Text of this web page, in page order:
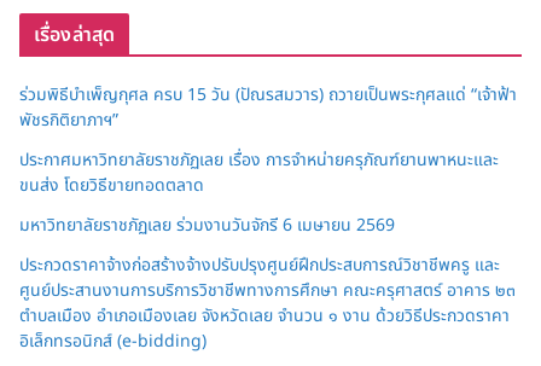
เรื่องล่าสุด
ร่วมพิธีบำเพ็ญกุศล ครบ 15 วัน (ปัณรสมวาร) ถวายเป็นพระกุศลแด่ “เจ้าฟ้า
พัชรกิติยาภาฯ”
ประกาศมหาวิทยาลัยราชภัฏเลย เรื่อง การจำหน่ายครุภัณฑ์ยานพาหนะและ
ขนส่ง โดยวิธีขายทอดตลาด
มหาวิทยาลัยราชภัฏเลย ร่วมงานวันจักรี 6 เมษายน 2569
ประกวดราคาจ้างก่อสร้างจ้างปรับปรุงศูนย์ฝึกประสบการณ์วิชาชีพครู และ
ศูนย์ประสานงานการบริการวิชาชีพทางการศึกษา คณะครุศาสตร์ อาคาร ๒๓
ตำบลเมือง อำเภอเมืองเลย จังหวัดเลย จำนวน ๑ งาน ด้วยวิธีประกวดราคา
อิเล็กทรอนิกส์ (e-bidding)